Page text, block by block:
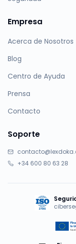
Empresa
Acerca de Nosotros
Blog
Centro de Ayuda
Prensa
Contacto
Soporte
+34 600 80 63 28